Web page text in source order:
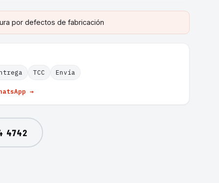
por defectos de fabricación
TCC Envía
→
4742